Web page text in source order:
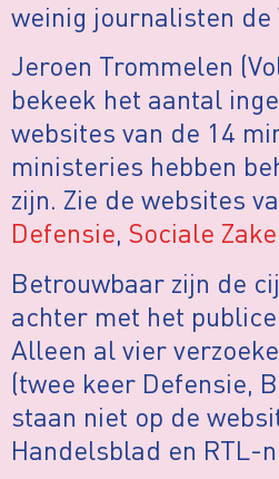
weinig journalisten
Jeroen Trommelen
bekeek het aantal
websites van de 14
ministeries hebben
zijn. Zie de websites
Defensie, Sociale
Betrouwbaar zijn de
achter met het
Alleen al vier
(twee keer Defensie,
staan niet op de
Handelsblad en RTL-